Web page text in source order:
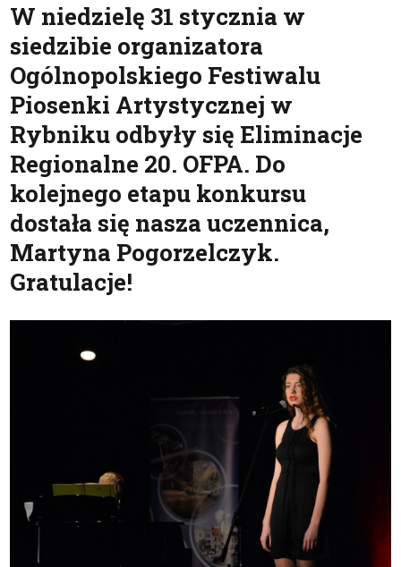
W niedzielę 31 stycznia w
siedzibie organizatora
Ogólnopolskiego Festiwalu
Piosenki Artystycznej w
Rybniku odbyły się Eliminacje
Regionalne 20. OFPA. Do
kolejnego etapu konkursu
dostała się nasza uczennica,
Martyna Pogorzelczyk.
Gratulacje!